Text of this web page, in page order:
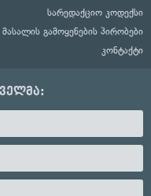
სარედაქციო კოდექსი
მასალის გამოყენების პირობები
კონტაქტი